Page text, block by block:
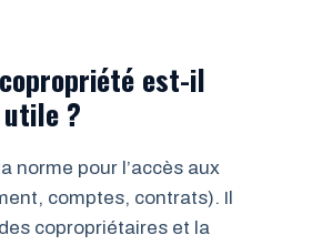
est-il
?
norme pour l’accès aux
comptes, contrats). Il
copropriétaires et la